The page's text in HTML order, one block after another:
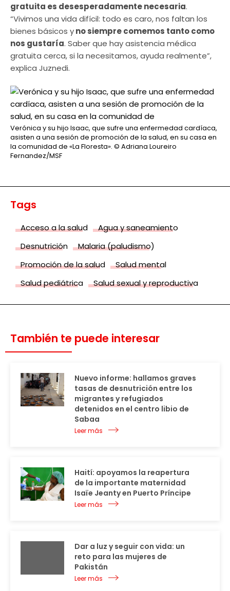
gratuita es desesperadamente necesaria.
“Vivimos una vida difícil: todo es caro, nos faltan los
bienes básicos yno siempre comemos tanto como
nos gustaría. Saber que hay asistencia médica
gratuita cerca, si la necesitamos, ayuda realmente”,
explica Juznedi.
Verónica y su hijo Isaac, que sufre una enfermedad cardíaca,
asisten a una sesión de promoción de la salud, en su casa en
la comunidad de «La Floresta». © Adriana Loureiro
Fernandez/MSF
Tags
Acceso a la salud
Agua y saneamiento
Desnutrición
Malaria (paludismo)
Promoción de la salud
Salud mental
Salud pediátrica
Salud sexual y reproductiva
También te puede interesar
Nuevo informe: hallamos graves
tasas de desnutrición entre los
migrantes y refugiados
detenidos en el centro libio de
Sabaa
Leer más
Haití: apoyamos la reapertura
de la importante maternidad
Isaïe Jeanty en Puerto Príncipe
Leer más
Dar a luz y seguir con vida: un
reto para las mujeres de
Pakistán
Leer más